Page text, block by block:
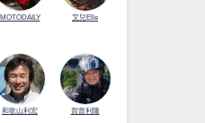
MOTODAILY 艾兒Elle
和歌山利宏 賀曾利隆